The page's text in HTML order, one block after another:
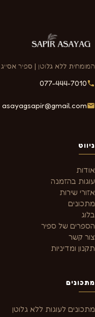
המומחית ללא גלוטן | ספיר אסייג
077-444-7010
asayagsapir@gmail.com
ניווט
אודות
עוגות בהזמנה
אזורי שירות
מתכונים
בלוג
הספרים של ספיר
צור קשר
תקנון ומדיניות
מתכונים
מתכונים לעוגות ללא גלוטן